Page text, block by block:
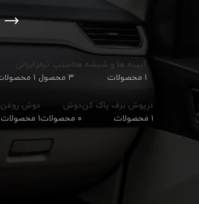
آیینه ها و شیشه ها
۱ محصولات
استپ ترمز
۳ محصول
ایرانی
۱ محصولات
درپوش برف پاک کن
۱ محصولات
دوش
۰ محصولات
دوش روغن
۱ محصولات